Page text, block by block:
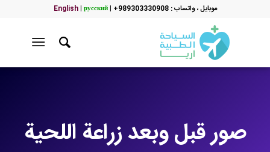
موبایل ، واتساب : 989303330908+ |
English| русский
صور قبل وبعد زراعة اللحية